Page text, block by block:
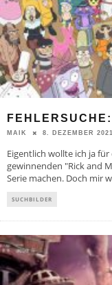
MAIK 8. DEZEMBER 2021
Eigentlich wollte ich ja
gewinnenden "Rick and
Serie machen. Doch mir w
SUCHBILDER